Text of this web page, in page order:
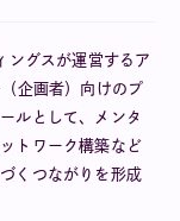
ングスが運営するア
企画者）向けのプ
ルとして、メンタ
トワーク構築など
くつながりを形成